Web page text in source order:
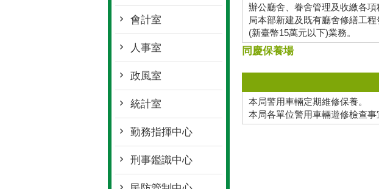
會計室
人事室
政風室
統計室
勤務指揮中心
刑事鑑識中心
辦公廳舍、眷舍管理及收繳各項
局本部新建及既有廳舍修繕工
(新臺幣15萬元以下)業務。
同慶保養場
本局警用車輛定期維修保養。
本局各單位警用車輛遊修檢查事